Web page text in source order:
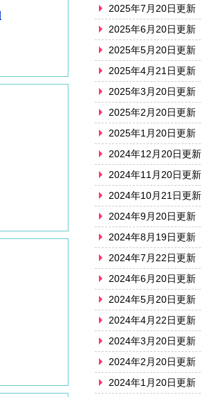
2025年7月20日更新
2025年6月20日更新
2025年5月20日更新
2025年4月21日更新
2025年3月20日更新
2025年2月20日更新
2025年1月20日更新
2024年12月20日更新
2024年11月20日更新
2024年10月21日更新
2024年9月20日更新
2024年8月19日更新
2024年7月22日更新
2024年6月20日更新
2024年5月20日更新
2024年4月22日更新
2024年3月20日更新
2024年2月20日更新
2024年1月20日更新